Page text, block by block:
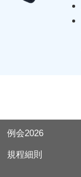
例会2026
規程細則